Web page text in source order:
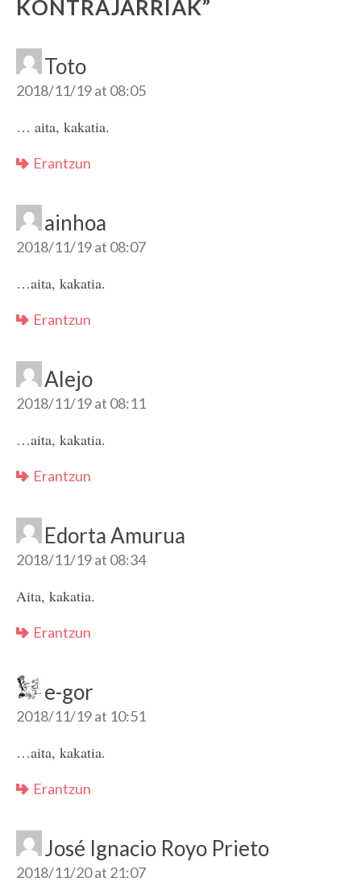
KONTRAJARRIAK”
Toto
2018/11/19 at 08:05
… aita, kakatia.
Erantzun
ainhoa
2018/11/19 at 08:07
…aita, kakatia.
Erantzun
Alejo
2018/11/19 at 08:11
…aita, kakatia.
Erantzun
Edorta Amurua
2018/11/19 at 08:34
Aita, kakatia.
Erantzun
e-gor
2018/11/19 at 10:51
…aita, kakatia.
Erantzun
José Ignacio Royo Prieto
2018/11/20 at 21:07